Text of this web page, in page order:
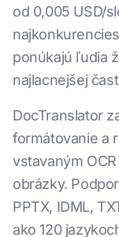
od 0,005 USD/
ponúkajú ľudia
najlacnejšej
DocTranslator
formátovanie a
vstavaným
obrázky.
PPTX, IDML,
ako 120